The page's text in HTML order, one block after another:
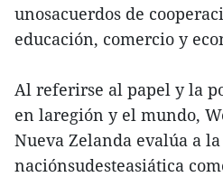
unosacuerdos de
educación, comercio y
Al referirse al papel y la
en laregión y el mundo,
Nueva Zelanda evalúa a la
naciónsudesteasiática